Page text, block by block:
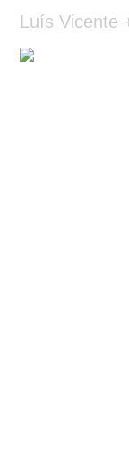
Luís Vicente